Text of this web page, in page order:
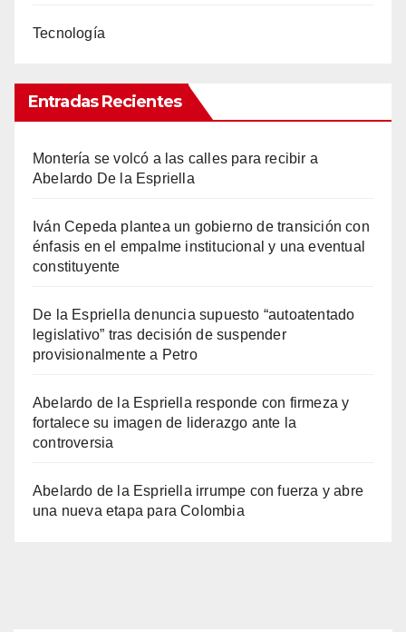
Tecnología
Entradas Recientes
Montería se volcó a las calles para recibir a
Abelardo De la Espriella
Iván Cepeda plantea un gobierno de transición con
énfasis en el empalme institucional y una eventual
constituyente
De la Espriella denuncia supuesto “autoatentado
legislativo” tras decisión de suspender
provisionalmente a Petro
Abelardo de la Espriella responde con firmeza y
fortalece su imagen de liderazgo ante la
controversia
Abelardo de la Espriella irrumpe con fuerza y abre
una nueva etapa para Colombia